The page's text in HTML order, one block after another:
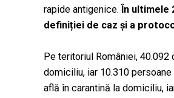
rapide antigenice. În ultimele
definiției de caz și a
Pe teritoriul României,
domiciliu, iar 10.310
află în carantină la domiciliu,